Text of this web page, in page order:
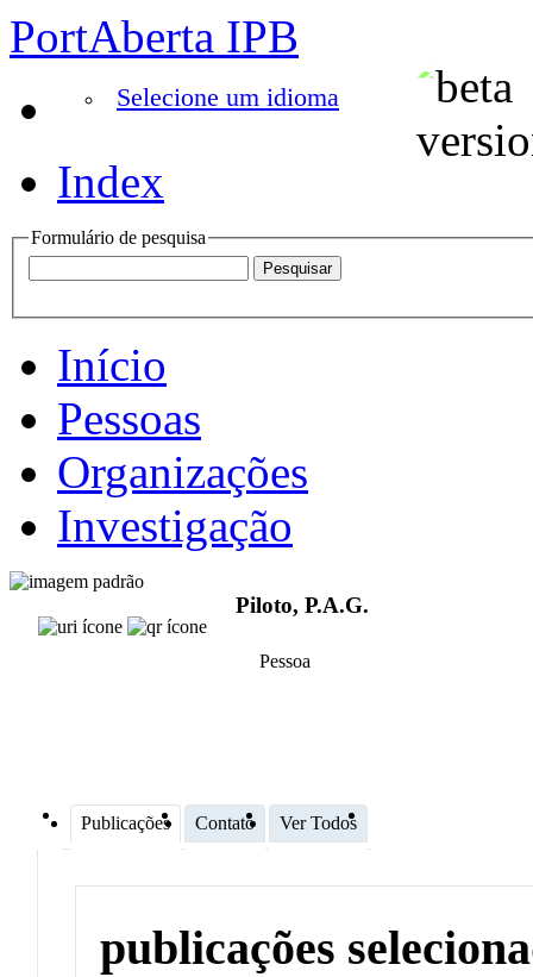
PortAberta IPB
Selecione um idioma
Index
Formulário de pesquisa
Início
Pessoas
Organizações
Investigação
Piloto, P.A.G.
Pessoa
Publicações Contato Ver Todos
publicações